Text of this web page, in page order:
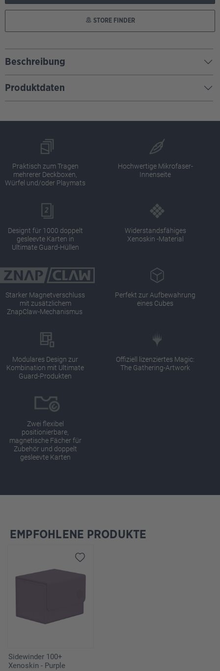
STORE FINDER
Beschreibung
Produktdaten
Praktisch zum Tragen
mehrerer Deckboxen,
Würfel und/oder Playmats
Hochwertige Mikrofaser-
Innenseite
Designt für 1000 doppelt
gesleevte Karten in
Ultimate Guard-Hüllen
Widerstandsfähiges
Xenoskin -Material
Starker Magnetverschluss
mit zusätzlichem
ZnapClaw-Mechanismus
Perfekt zur Aufbewahrung
eines Cubes
Modulares Design zur
Kombination mit Ultimate
Guard-Produkten
Offiziell lizenziertes Magic:
The Gathering-Artwork
Zwei flexibel
positionierbare,
magnetische Fächer für
Zubehör und doppelt
gesleevte Karten
Produktgalerie überspringen
EMPFOHLENE PRODUKTE
Sidewinder 100+
Xenoskin - Purple